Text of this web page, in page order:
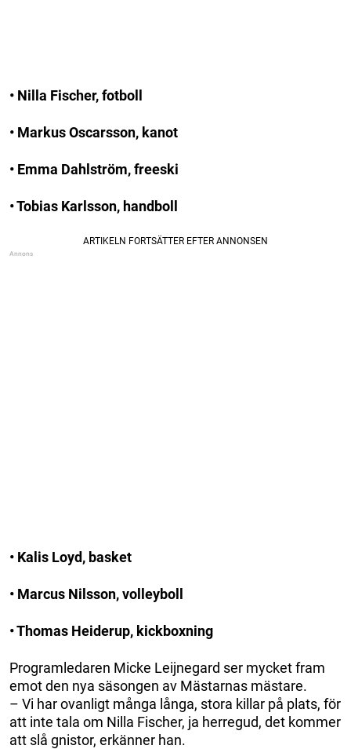
• Nilla Fischer, fotboll
• Markus Oscarsson, kanot
• Emma Dahlström, freeski
• Tobias Karlsson, handboll
• Kalis Loyd, basket
• Marcus Nilsson, volleyboll
• Thomas Heiderup, kickboxning
Programledaren Micke Leijnegard ser mycket fram
emot den nya säsongen av Mästarnas mästare.
– Vi har ovanligt många långa, stora killar på plats, för
att inte tala om Nilla Fischer, ja herregud, det kommer
att slå gnistor, erkänner han.